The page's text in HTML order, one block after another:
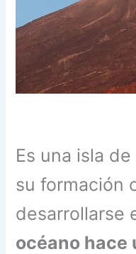
Es una isla
su formación
desarrollarse
océano hace